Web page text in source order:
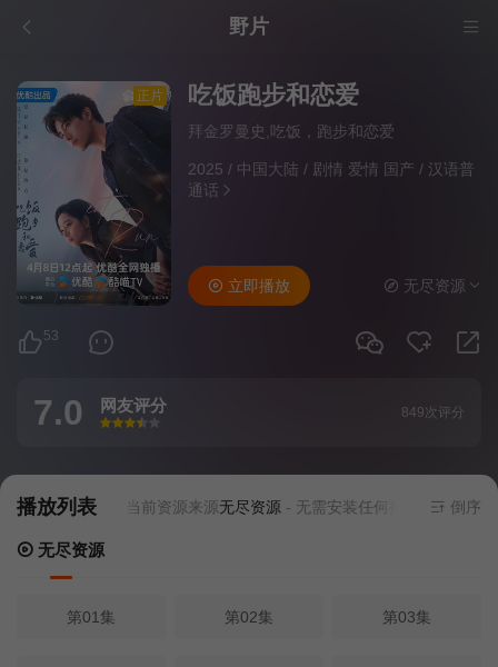
野片
正片 吃饭跑步和恋爱
拜金罗曼史,吃饭，跑步和恋爱
2025 / 中国大陆 / 剧情 爱情 国产/ 汉语普
通话
53
立即播放 无尽资源
7.0 网友评分
很差
较差还行推荐力荐
849次评分
播放列表 当前资源来源 无尽资源- 无需安装任何插件 倒序
无尽资源
第01集 第02集 第03集